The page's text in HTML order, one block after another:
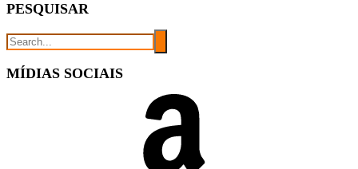
PESQUISAR
MÍDIAS SOCIAIS